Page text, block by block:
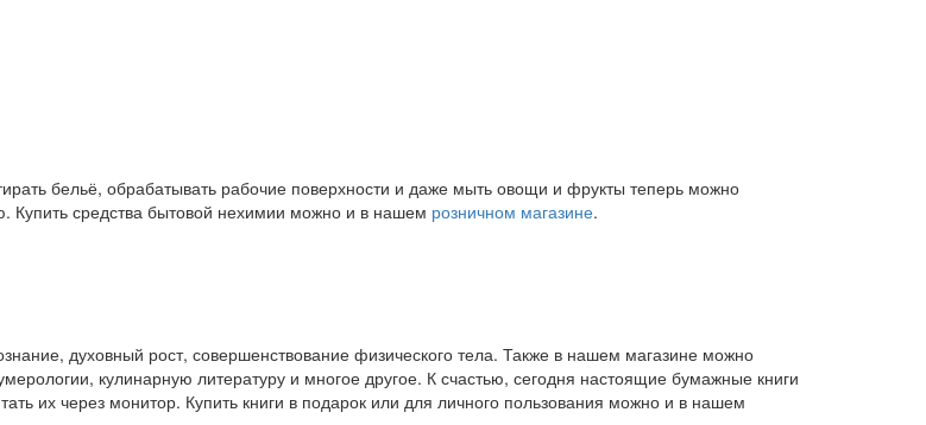
бельё, обрабатывать рабочие поверхности и даже мыть овощи и фрукты теперь можно
Купить средства бытовой нехимии можно и в нашем розничном магазине.
духовный рост, совершенствование физического тела. Также в нашем магазине можно
кулинарную литературу и многое другое. К счастью, сегодня настоящие бумажные книги
их через монитор. Купить книги в подарок или для личного пользования можно и в нашем